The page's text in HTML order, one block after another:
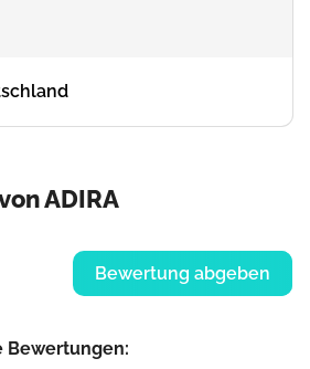
ADIRA
Bewertung abgeben
Bewertungen: